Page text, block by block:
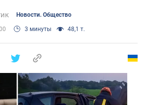
Новости. Общество
3 минуты 48,1 т.